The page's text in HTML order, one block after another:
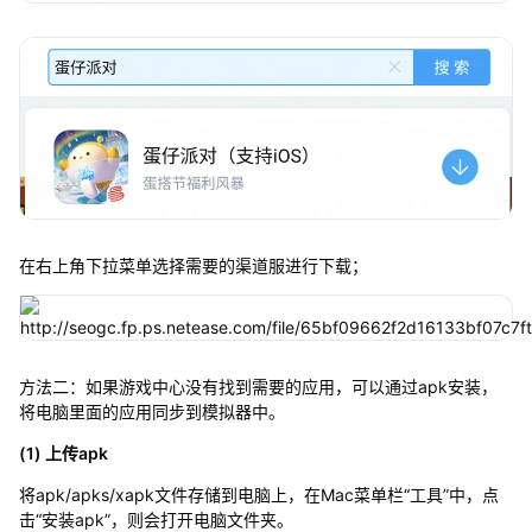
在右上角下拉菜单选择需要的渠道服进行下载；
方法二：如果游戏中心没有找到需要的应用，可以通过apk安装，
将电脑里面的应用同步到模拟器中。
(1) 上传apk
将apk/apks/xapk文件存储到电脑上，在Mac菜单栏“工具”中，点
击“安装apk”，则会打开电脑文件夹。